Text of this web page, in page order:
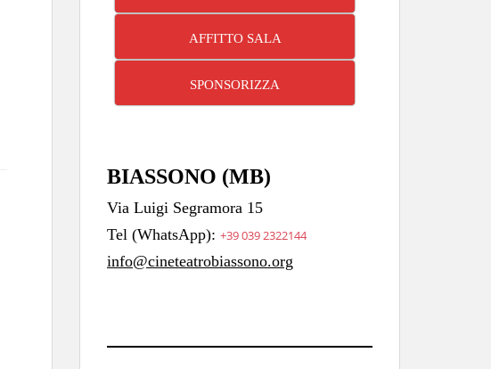
AFFITTO SALA
SPONSORIZZA
BIASSONO (MB)
Via Luigi Segramora 15
Tel (WhatsApp): +39 039 2322144
info@cineteatrobiassono.org